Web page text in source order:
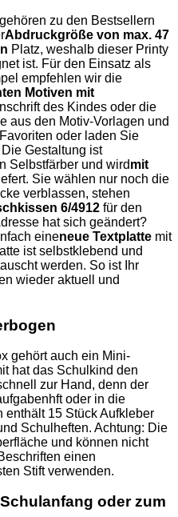
gehören zu den Bestsellern
Abdruckgröße von max. 47
Platz, weshalb dieser Printy
ist. Für den Einsatz als
empfehlen wir die
Motiven mit
des Kindes oder die
aus den Motiv-Vorlagen und
oder laden Sie
Gestaltung ist
Selbstfärber und wirdmit
Sie wählen nur noch die
verblassen, stehen
6/4912 für den
hat sich geändert?
eineneue Textplatte mit
ist selbstklebend und
werden. So ist Ihr
wieder aktuell und
gehört auch ein Mini-
hat das Schulkind den
zur Hand, denn der
oder in die
enthält 15 Stück Aufkleber
Schulheften. Achtung: Die
und können nicht
einen
Stift verwenden.
oder zum